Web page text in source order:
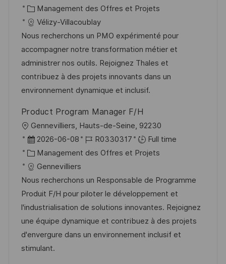
c
a
l
i
s
a
t
o
n
a
t
e
d
’
a
f
i
c
h
a
g
e
é
f
é
r
e
n
c
d
u
p
o
t
e
C
a
t
é
g
o
r
e
Management des Offres et Projets
Vélizy-Villacoublay
Nous recherchons un PMO expérimenté pour
accompagner notre transformation métier et
administrer nos outils. Rejoignez Thales et
contribuez à des projets innovants dans un
environnement dynamique et inclusif.
Product Program Manager F/H
o
c
a
l
i
s
a
t
i
Gennevilliers, Hauts-de-Seine, 92230
D
a
t
e
d
’
a
f
f
2026-06-08
R
é
é
r
e
n
c
R0330317
Full time
C
a
t
é
g
o
r
i
Management des Offres et Projets
Gennevilliers
Nous recherchons un Responsable de Programme
Produit F/H pour piloter le développement et
l'industrialisation de solutions innovantes. Rejoignez
une équipe dynamique et contribuez à des projets
d'envergure dans un environnement inclusif et
stimulant.